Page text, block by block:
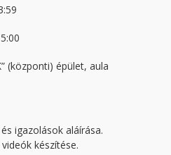
(központi) épület, aula
igazolások aláírása.
készítése.